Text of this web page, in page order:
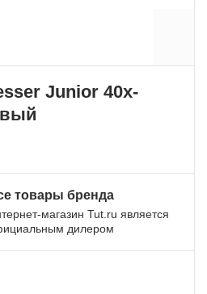
Junior 40x-
товары бренда
магазин Tut.ru является
дилером